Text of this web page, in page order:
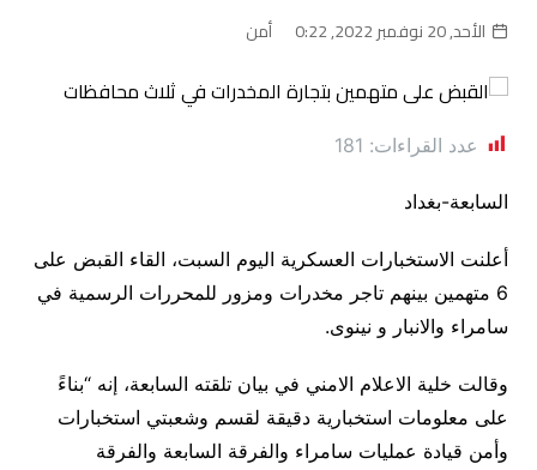
الأحد, 20 نوفمبر 2022, 0:22 أمن
عدد القراءات: 181
السابعة-بغداد
أعلنت الاستخبارات العسكرية اليوم السبت، القاء القبض على
6 متهمين بينهم تاجر مخدرات ومزور للمحررات الرسمية في
سامراء والانبار و نينوى.
وقالت خلية الاعلام الامني في بيان تلقته السابعة، إنه “بناءً
على معلومات استخبارية دقيقة لقسم وشعبتي استخبارات
وأمن قيادة عمليات سامراء والفرقة السابعة والفرقة